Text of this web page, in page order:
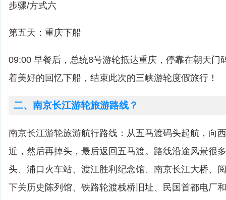
步骤/方式六
第五天：重庆下船
09:00 早餐后，总统8号游轮抵达重庆，停靠在朝天门
着美好的回忆下船，结束此次的三峡游轮度假旅行！
二、南京长江游轮旅游路线？
南京长江游轮旅游航行路线：从五马渡码头起航，向
近，然后再掉头，最后返回五马渡。路线沿途风景很
头、浦口火车站、渡江胜利纪念馆、南京长江大桥、
下关历史陈列馆、铁路轮渡栈桥旧址、民国首都电厂